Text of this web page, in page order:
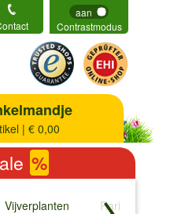
aan
Contrastmodus
| € 0,00
%
Vijverplanten Rariteiten